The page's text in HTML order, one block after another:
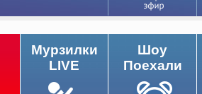
Мурзилки
LIVE
Шоу
Поехали